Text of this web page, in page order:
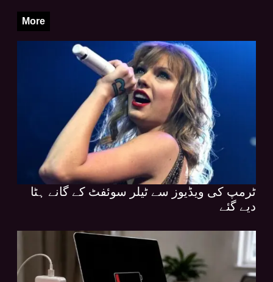
More
ٹرمپ کی ویڈیوز سے ٹیلر سوئفٹ کے گانے ہٹا
دیے گئے